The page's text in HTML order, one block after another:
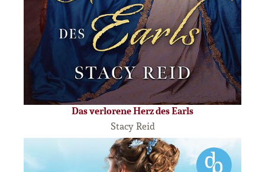
Das verlorene Herz des Earls
Stacy Reid